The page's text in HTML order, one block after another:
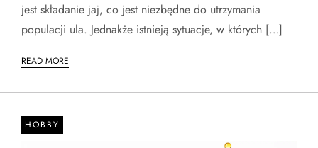
jest składanie jaj, co jest niezbędne do utrzymania
populacji ula. Jednakże istnieją sytuacje, w których […]
READ MORE
HOBBY